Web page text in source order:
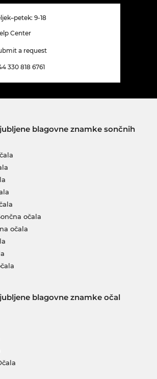
9-18
Center
a request
330 818 6761
blagovne znamke sončnih
očala
očala
blagovne znamke očal